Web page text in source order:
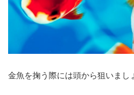
金魚を掬う際には頭から狙いまし